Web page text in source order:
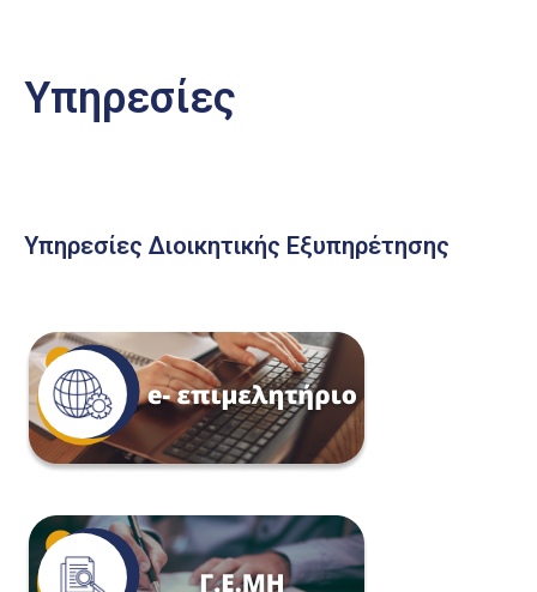
Υπηρεσίες
Υπηρεσίες Διοικητικής Εξυπηρέτησης